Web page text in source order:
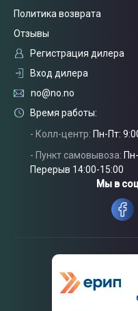
Политика возврата
Отзывы
Регистрация дилера
Вход дилера
no@no.no
Время работы:
- Колл-центр: Пн-Пт:
- Пункт самовывоза:
Перерыв 14:00-15:00
Мы в